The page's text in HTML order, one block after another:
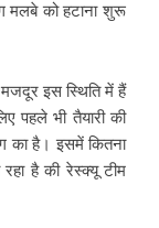
मलबे को हटाना शुरू
इस स्थिति में हैं
पहले भी तैयारी की
का है। इसमें कितना
रहा है की रेस्क्यू टीम